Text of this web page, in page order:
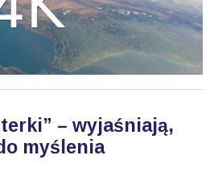
– wyjaśniają,
myślenia